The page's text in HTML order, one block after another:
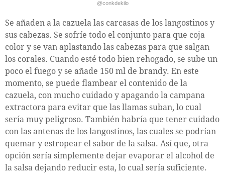
@conkdekilo
Se añaden a la cazuela las carcasas de los langostinos y
sus cabezas. Se sofríe todo el conjunto para que coja
color y se van aplastando las cabezas para que salgan
los corales. Cuando esté todo bien rehogado, se sube un
poco el fuego y se añade 150 ml de brandy. En este
momento, se puede flambear el contenido de la
cazuela, con mucho cuidado y apagando la campana
extractora para evitar que las llamas suban, lo cual
sería muy peligroso. También habría que tener cuidado
con las antenas de los langostinos, las cuales se podrían
quemar y estropear el sabor de la salsa. Así que, otra
opción sería simplemente dejar evaporar el alcohol de
la salsa dejando reducir esta, lo cual sería suficiente.